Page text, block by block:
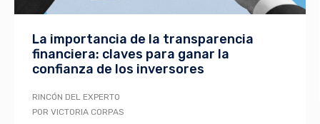
La importancia de la transparencia
financiera: claves para ganar la
confianza de los inversores
RINCÓN DEL EXPERTO
POR VICTORIA CORPAS